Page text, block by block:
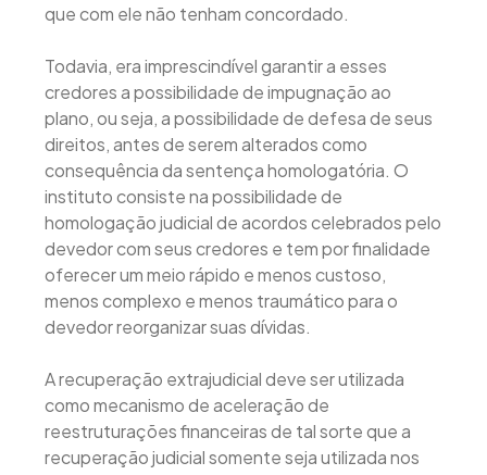
que com ele não tenham concordado.
Todavia, era imprescindível garantir a esses
credores a possibilidade de impugnação ao
plano, ou seja, a possibilidade de defesa de seus
direitos, antes de serem alterados como
consequência da sentença homologatória. O
instituto consiste na possibilidade de
homologação judicial de acordos celebrados pelo
devedor com seus credores e tem por finalidade
oferecer um meio rápido e menos custoso,
menos complexo e menos traumático para o
devedor reorganizar suas dívidas.
A recuperação extrajudicial deve ser utilizada
como mecanismo de aceleração de
reestruturações financeiras de tal sorte que a
recuperação judicial somente seja utilizada nos